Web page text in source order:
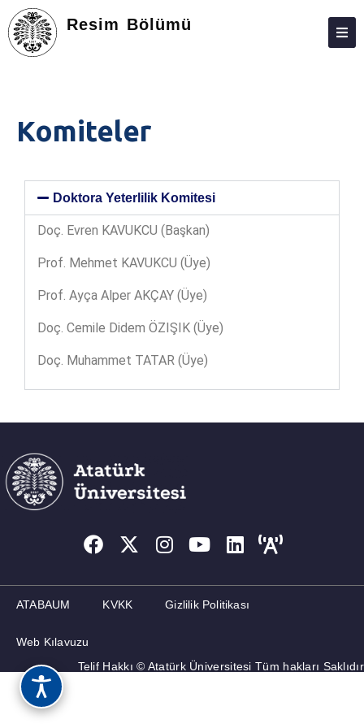
Resim Bölümü
EĞITIM – ÖĞRETIM
TOPLUMA KATKI
KALITE
BAŞVURU VE KABUL
İLETIŞIM
Komiteler
Doktora Yeterlilik Komitesi
Doç. Evren KAVUKCU (Başkan)
Prof. Mehmet KAVUKCU (Üye)
Prof. Ayça Alper AKÇAY (Üye)
Doç. Cemile Didem ÖZIŞIK (Üye)
Doç. Muhammet TATAR (Üye)
ATABAUM KVKK Gizlilik Politikası
Web Kılavuzu
Telif Hakkı © Atatürk Üniversitesi Tüm hakları Saklıdır